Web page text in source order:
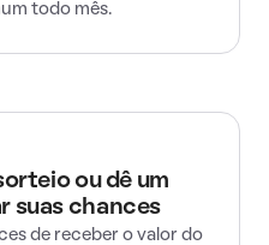
todo mês.
ou dê um
suas chances
de receber o valor do